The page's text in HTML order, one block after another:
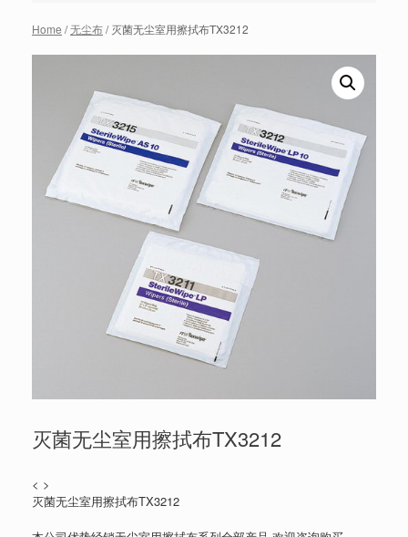
Home /无尘布/ 灭菌无尘室用擦拭布TX3212
灭菌无尘室用擦拭布TX3212
< >
灭菌无尘室用擦拭布TX3212